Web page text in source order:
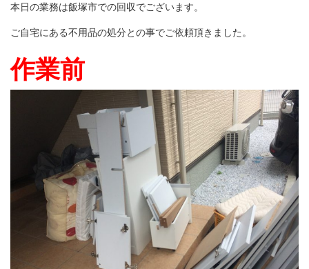
本日の業務は飯塚市での回収でございます。
ご自宅にある不用品の処分との事でご依頼頂きました。
作業前